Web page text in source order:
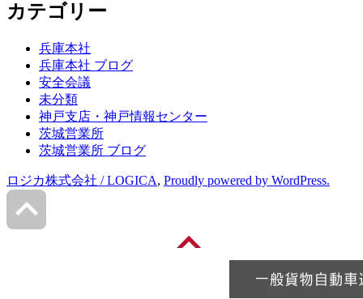
カ
イ
カテゴリー
兵庫本社
兵庫本社 ブログ
安全会議
未分類
神戸支店・神戸情報センター
茨城営業所
茨城営業所 ブログ
ロジカ株式会社 / LOGICA, Proudly powered by WordPress.